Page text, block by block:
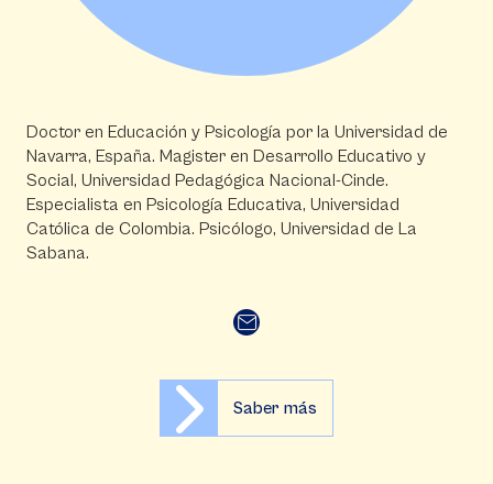
Doctor en Educación y Psicología por la Universidad de
Navarra, España. Magister en Desarrollo Educativo y
Social, Universidad Pedagógica Nacional-Cinde.
Especialista en Psicología Educativa, Universidad
Católica de Colombia. Psicólogo, Universidad de La
Sabana.
Saber más